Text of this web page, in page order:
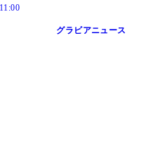
グラビアニュース